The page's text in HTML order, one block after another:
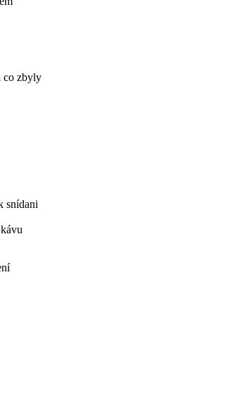
co zbyly
snídani